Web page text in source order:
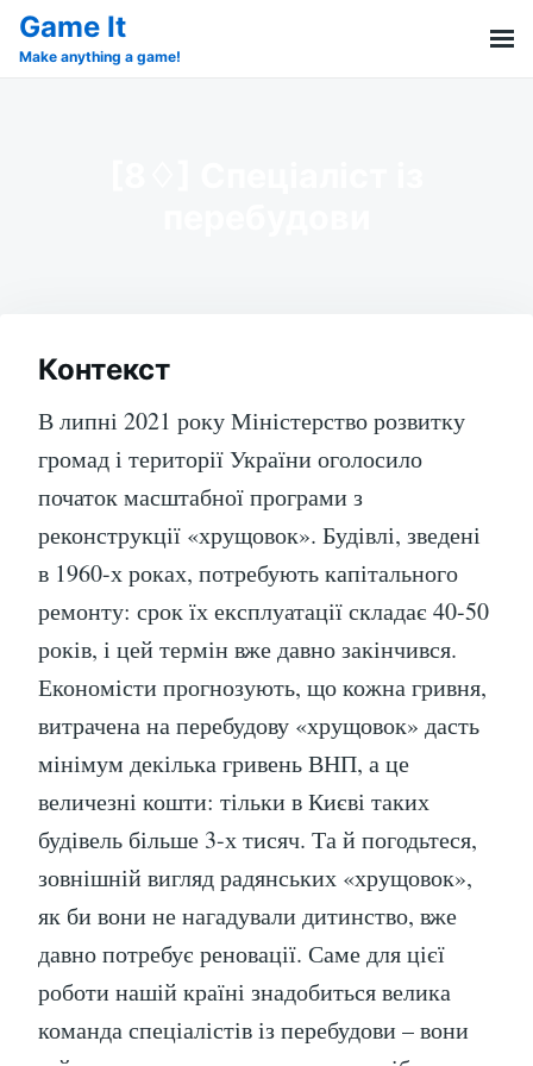
SkipSearch
for:
Game It
Make anything a game!
Контекст
В липні 2021 року Міністерство розвитку
громад і території України оголосило
початок масштабної програми з
реконструкції «хрущовок». Будівлі, зведені
в 1960-х роках, потребують капітального
ремонту: срок їх експлуатації складає 40-50
років, і цей термін вже давно закінчився.
Економісти прогнозують, що кожна гривня,
витрачена на перебудову «хрущовок» дасть
мінімум декілька гривень ВНП, а це
величезні кошти: тільки в Києві таких
будівель більше 3-х тисяч. Та й погодьтеся,
зовнішній вигляд радянських «хрущовок»,
як би вони не нагадували дитинство, вже
давно потребує реновації. Саме для цієї
роботи нашій країні знадобиться велика
команда спеціалістів із перебудови – вони